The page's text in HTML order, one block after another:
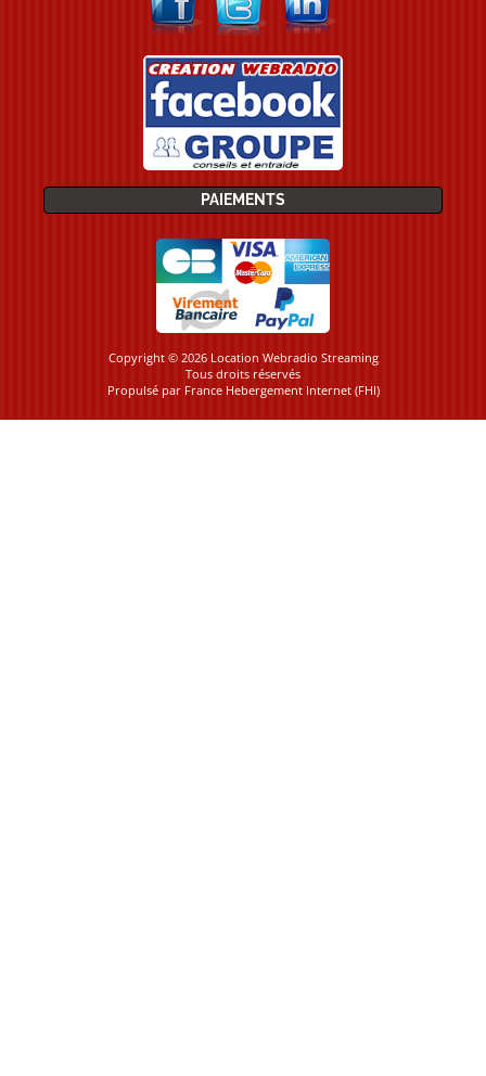
PAIEMENTS
Copyright © 2026 Location Webradio Streaming
Tous droits réservés
Propulsé par France Hebergement Internet (FHI)